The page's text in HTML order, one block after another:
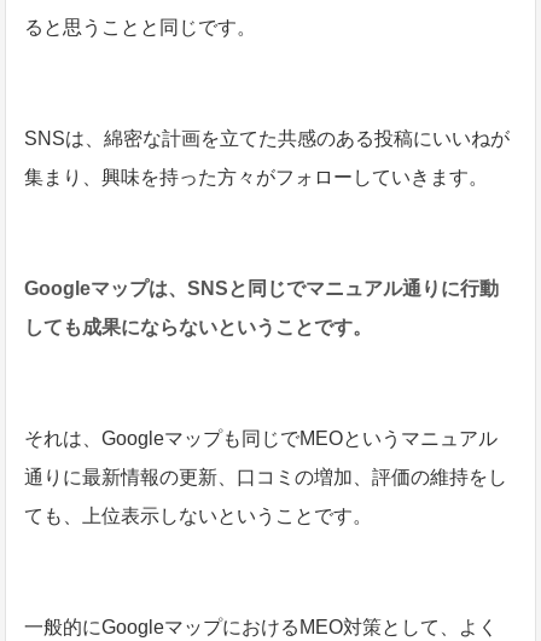
ると思うことと同じです。
SNSは、綿密な計画を立てた共感のある投稿にいいねが
集まり、興味を持った方々がフォローしていきます。
Googleマップは、SNSと同じでマニュアル通りに行動
しても成果にならないということです。
それは、Googleマップも同じでMEOというマニュアル
通りに最新情報の更新、口コミの増加、評価の維持をし
ても、上位表示しないということです。
一般的にGoogleマップにおけるMEO対策として、よく